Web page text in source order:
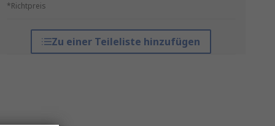
*Richtpreis
Zu einer Teileliste hinzufügen